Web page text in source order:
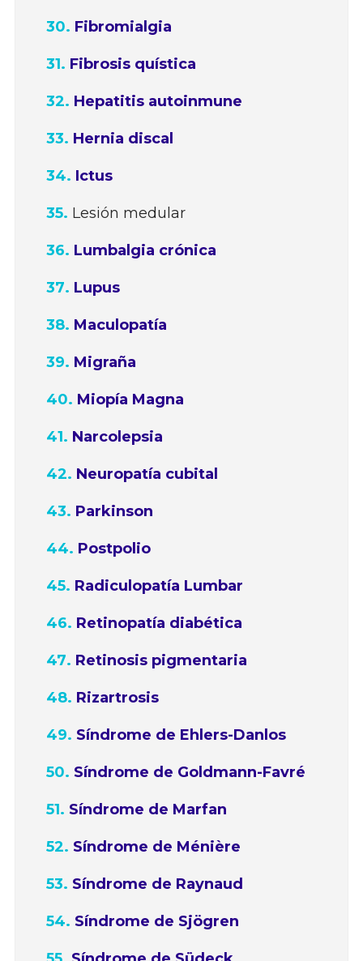
Fibromialgia
Fibrosis quística
Hepatitis autoinmune
Hernia discal
Ictus
Lesión medular
Lumbalgia crónica
Lupus
Maculopatía
Migraña
Miopía Magna
Narcolepsia
Neuropatía cubital
Parkinson
Postpolio
Radiculopatía Lumbar
Retinopatía diabética
Retinosis pigmentaria
Rizartrosis
Síndrome de Ehlers-Danlos
Síndrome de Goldmann-Favré
Síndrome de Marfan
Síndrome de Ménière
Síndrome de Raynaud
Síndrome de Sjögren